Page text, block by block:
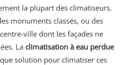
la plupart des climatiseurs.
monuments classés, ou des
ville dont les façades ne
La climatisation à eau perdue
solution pour climatiser ces